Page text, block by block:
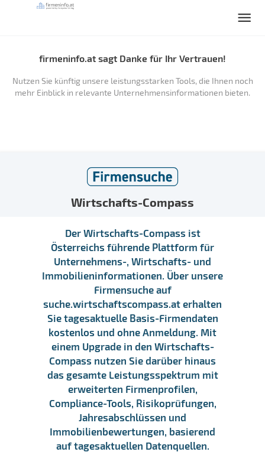
firmeninfo.at sagt Danke für Ihr Vertrauen!
Nutzen Sie künftig unsere leistungsstarken Tools, die Ihnen noch
mehr Einblick in relevante Unternehmensinformationen bieten.
Wirtschafts-Compass
Der Wirtschafts-Compass ist
Österreichs führende Plattform für
Unternehmens-, Wirtschafts- und
Immobilieninformationen. Über unsere
Firmensuche auf
suche.wirtschaftscompass.at erhalten
Sie tagesaktuelle Basis-Firmendaten
kostenlos und ohne Anmeldung. Mit
einem Upgrade in den Wirtschafts-
Compass nutzen Sie darüber hinaus
das gesamte Leistungsspektrum mit
erweiterten Firmenprofilen,
Compliance-Tools, Risikoprüfungen,
Jahresabschlüssen und
Immobilienbewertungen, basierend
auf tagesaktuellen Datenquellen.